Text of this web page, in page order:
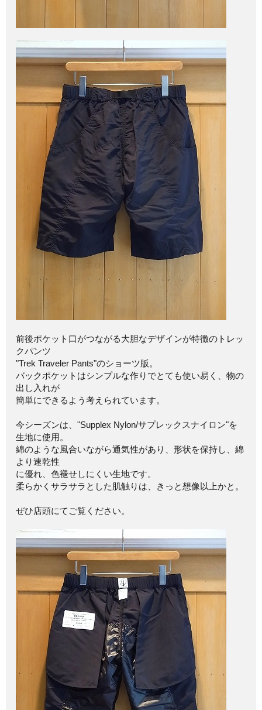
前後ポケット口がつながる大胆なデザインが特徴のトレッ
クパンツ
"Trek Traveler Pants"のショーツ版。
バックポケットはシンプルな作りでとても使い易く、物の
出し入れが
簡単にできるよう考えられています。
今シーズンは、"Supplex Nylon/サプレックスナイロン"を
生地に使用。
綿のような風合いながら通気性があり、形状を保持し、綿
より速乾性
に優れ、色褪せしにくい生地です。
柔らかくサラサラとした肌触りは、きっと想像以上かと。
ぜひ店頭にてご覧ください。